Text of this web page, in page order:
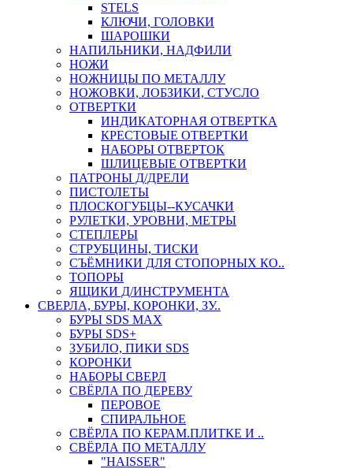
STELS
КЛЮЧИ, ГОЛОВКИ
ШАРОШКИ
НАПИЛЬНИКИ, НАДФИЛИ
НОЖИ
НОЖНИЦЫ ПО МЕТАЛЛУ
НОЖОВКИ, ЛОБЗИКИ, СТУСЛО
ОТВЕРТКИ
ИНДИКАТОРНАЯ ОТВЕРТКА
КРЕСТОВЫЕ ОТВЕРТКИ
НАБОРЫ ОТВЕРТОК
ШЛИЦЕВЫЕ ОТВЕРТКИ
ПАТРОНЫ Д/ДРЕЛИ
ПИСТОЛЕТЫ
ПЛОСКОГУБЦЫ--КУСАЧКИ
РУЛЕТКИ, УРОВНИ, МЕТРЫ
СТЕПЛЕРЫ
СТРУБЦИНЫ, ТИСКИ
СЪЁМНИКИ ДЛЯ СТОПОРНЫХ КО..
ТОПОРЫ
ЯЩИКИ Д/ИНСТРУМЕНТА
СВЕРЛА, БУРЫ, КОРОНКИ, ЗУ..
БУРЫ SDS MAX
БУРЫ SDS+
ЗУБИЛО, ПИКИ SDS
КОРОНКИ
НАБОРЫ СВЕРЛ
СВЁРЛА ПО ДЕРЕВУ
ПЕРОВОЕ
СПИРАЛЬНОЕ
СВЁРЛА ПО КЕРАМ.ПЛИТКЕ И ..
СВЁРЛА ПО МЕТАЛЛУ
"HAISSER"